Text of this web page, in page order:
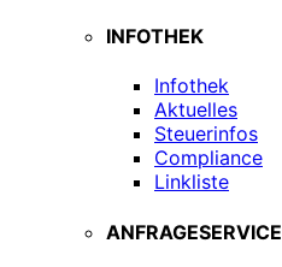
INFOTHEK
Infothek
Aktuelles
Steuerinfos
Compliance
Linkliste
ANFRAGESERVICE